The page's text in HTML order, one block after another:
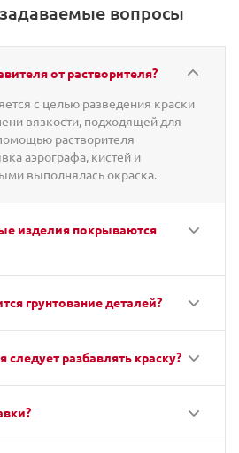
задаваемые вопросы
от растворителя?
с целью разведения краски
вязкости, подходящей для
растворителя
аэрографа, кистей и
выполнялась окраска.
изделия покрываются
грунтование деталей?
следует разбавлять краску?